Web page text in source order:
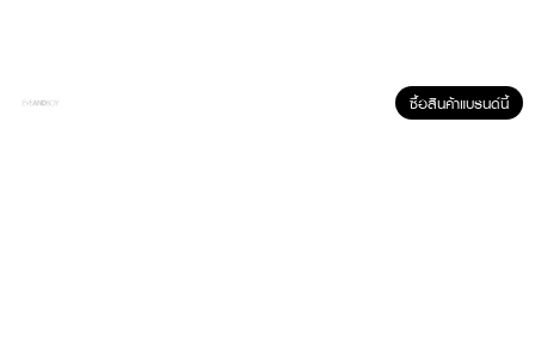
ซื้อสินค้าแบรนด์นี้